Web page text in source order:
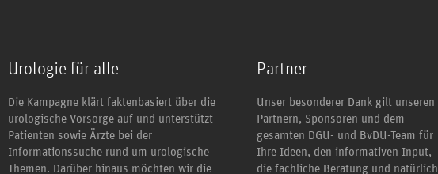
Urologie für alle
Die Kampagne klärt faktenbasiert über die
urologische Vorsorge auf und unterstützt
Patienten sowie Ärzte bei der
Informationssuche rund um urologische
Themen. Darüber hinaus möchten wir die
Partner
Unser besonderer Dank gilt unseren
Partnern, Sponsoren und dem
gesamten DGU- und BvDU-Team für
Ihre Ideen, den informativen Input,
die fachliche Beratung und natürlich